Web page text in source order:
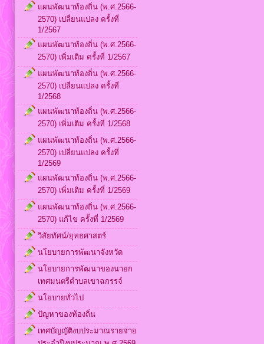
แผนพัฒนาท้องถิ่น (พ.ศ.2566-
2570) เปลี่ยนแปลง ครั้งที่
1/2567
แผนพัฒนาท้องถิ่น (พ.ศ.2566-
2570) เพิ่มเติม ครั้งที่ 1/2567
แผนพัฒนาท้องถิ่น (พ.ศ.2566-
2570) เปลี่ยนแปลง ครั้งที่
1/2568
แผนพัฒนาท้องถิ่น (พ.ศ.2566-
2570) เพิ่มเติม ครั้งที่ 1/2568
แผนพัฒนาท้องถิ่น (พ.ศ.2566-
2570) เปลี่ยนแปลง ครั้งที่
1/2569
แผนพัฒนาท้องถิ่น (พ.ศ.2566-
2570) เพิ่มเติม ครั้งที่ 1/2569
แผนพัฒนาท้องถิ่น (พ.ศ.2566-
2570) แก้ไข ครั้งที่ 1/2569
วิสัยทัศน์/ยุทธศาสตร์
นโยบายการพัฒนาจังหวัด
นโยบายการพัฒนาของนายก
เทศมนตรีตำบลเขาฉกรรจ์
นโยบายทั่วไป
ปัญหาของท้องถิ่น
เทศบัญญัติงบประมาณรายจ่าย